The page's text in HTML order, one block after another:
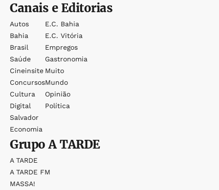
Canais e Editorias
Autos
Bahia
Brasil
Saúde
Cineinsite
Concursos
Cultura
Digital
Salvador
Economia
E.c. Bahia
E.c. Vitória
Empregos
Gastronomia
Muito
Mundo
Opinião
Política
GrupoA TARDE
A TARDE
A TARDE FM
MASSA!